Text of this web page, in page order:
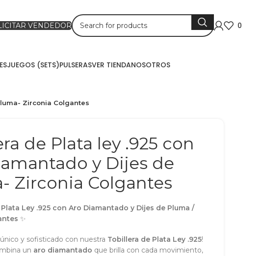
VENDEDOR 0
JUEGOS (SETS)PULSERASVER TIENDANOSOTROS
Zirconia Colgantes
de Plata ley .925 con
y Dijes de
Zirconia Colgantes
Ley .925 con Aro Diamantado y Dijes de Pluma /
✨
y sofisticado con nuestra Tobillera de Plata Ley .925!
un aro diamantado que brilla con cada movimiento,